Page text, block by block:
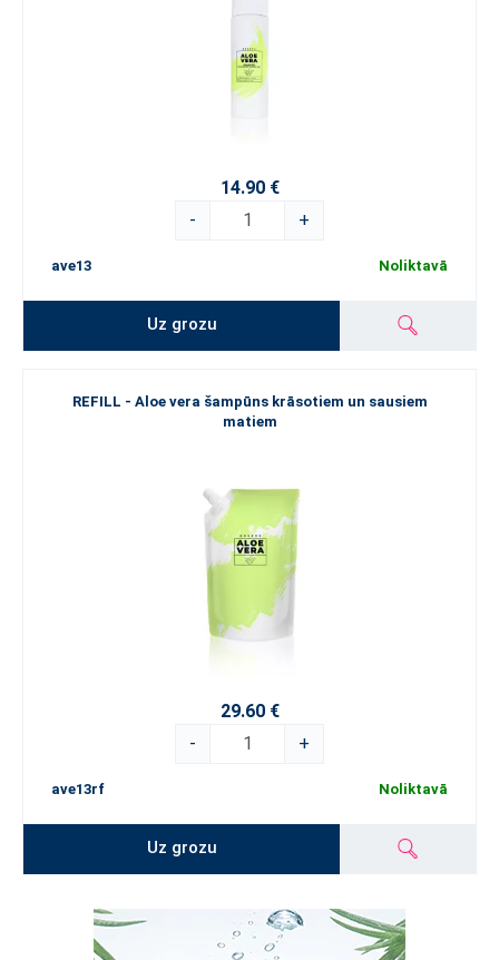
14.90 €
-
+
ave13 Noliktavā
Uz grozu
REFILL - Aloe vera šampūns krāsotiem un sausiem
matiem
29.60 €
-
+
ave13rf Noliktavā
Uz grozu